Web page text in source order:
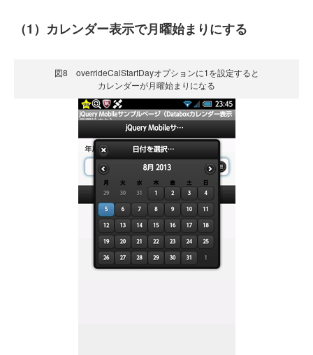
（1）カレンダー表示で月曜始まりにする
図8 overrideCalStartDayオプションに1を設定すると
カレンダーが月曜始まりになる